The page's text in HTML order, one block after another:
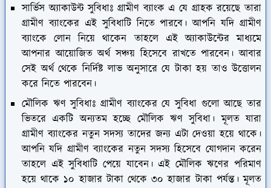
সার্ভিস অ্যাকাউন্ট সুবিধাঃ গ্রামীণ ব্যাংক এ যে গ্রাহক রয়েছে তারা
গ্রামীণ ব্যাংকের এই সুবিধাটি নিতে পারবে। আপনি যদি গ্রামীণ
ব্যাংকে লোন নিয়ে থাকেন তাহলে এই অ্যাকাউন্টের মাধ্যমে
আপনার আয়োজিত অর্থ সঞ্চয় হিসেবে রাখতে পারবেন। আবার
সেই অর্থ থেকে নির্দিষ্ট লাভ অনুসারে যে টাকা হয় তাও উত্তোলন
করে নিতে পারবেন।
মৌলিক ঋণ সুবিধাঃ গ্রামীণ ব্যাংকের যে সুবিধা গুলো আছে তার
ভিতরে একটি অন্যতম হচ্ছে মৌলিক ঋণ সুবিধা। মূলত যারা
গ্রামীণ ব্যাংকের নতুন সদস্য তাদের জন্য এটা দেওয়া হয়ে থাকে।
আপনি যদি গ্রামীণ ব্যাংকের নতুন সদস্য হিসেবে যোগদান করেন
তাহলে এই সুবিধাটি পেয়ে যাবেন। এই মৌলিক ঋণের পরিমাণ
হয়ে থাকে ১০ হাজার টাকা থেকে ৩০ হাজার টাকা পর্যন্ত। মূলত